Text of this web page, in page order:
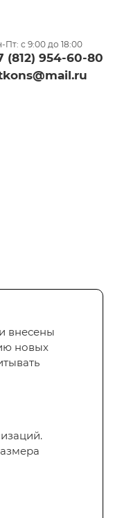
Пт: с 9:00 до 18:00
(812) 954-60-80
внесены
новых